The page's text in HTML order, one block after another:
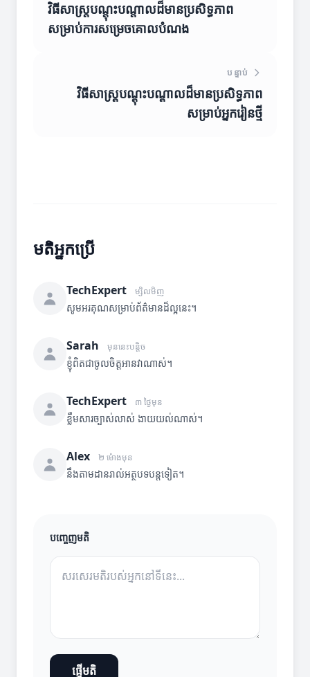
វិធីសាស្ត្របណ្តុះបណ្តាលដ៏មានប្រសិទ្ធភាព
សម្រាប់ការសម្រេចគោលបំណង
បន្ទាប់
វិធីសាស្ត្របណ្តុះបណ្តាលដ៏មានប្រសិទ្ធភាព
សម្រាប់អ្នករៀនថ្មី
មតិអ្នកប្រើ
TechExpert ម្សិលមិញ
សូមអរគុណសម្រាប់ព័ត៌មានដ៏ល្អនេះ។
Sarah មុននេះបន្តិច
ខ្ញុំពិតជាចូលចិត្តអានវាណាស់។
TechExpert ៣ ថ្ងៃមុន
ខ្លឹមសារច្បាស់លាស់ ងាយយល់ណាស់។
Alex ២ ម៉ោងមុន
នឹងតាមដានរាល់អត្ថបទបន្តទៀត។
បញ្ចេញមតិ
ផ្ញើមតិ